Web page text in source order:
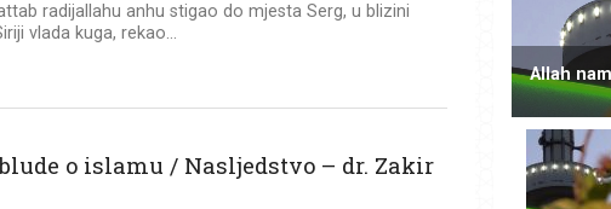
radijallahu anhu stigao do mjesta Serg, u blizini
vlada kuga, rekao...
o islamu / Nasljedstvo – dr. Zakir
Allah